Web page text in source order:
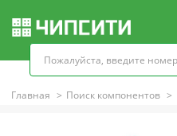
Главная Поиск компонентов